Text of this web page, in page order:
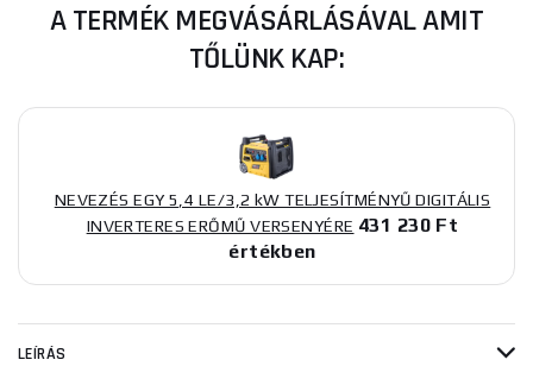
A TERMÉK MEGVÁSÁRLÁSÁVAL AMIT
TŐLÜNK KAP:
NEVEZÉS EGY 5,4 LE/3,2 kW TELJESÍTMÉNYŰ DIGITÁLIS
INVERTERES ERŐMŰ VERSENYÉRE 431 230 Ft
értékben
LEÍRÁS